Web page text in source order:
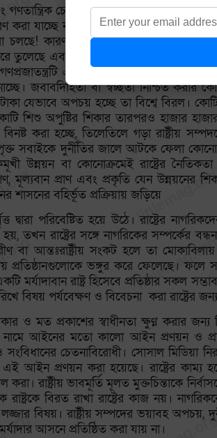
গণতান্ত্রিক চেতনা অহরহ লঙ্ঘন করছে অথচ
যাচ্ছে না। কিন্তু বিরোধীদের বারেবারেই
চলছে! কারণ রাষ্ট্রীয় সকল প্রতিষ্ঠানকে
তুলেছে এবং বিরোধী রাজনীতিকে ধ্বংসের
এখন কারো কারো, সবার নয়।
জবাবদিহিতা বা স্বচ্ছতা নিশ্চিত করার
যেভাবে অপচয় হচ্ছে তা বিশ্বে বিরল।
শিশু অপুষ্টির শিকার তারপরও হাজার
করা হচ্ছে, তিলেতিলে গড়া রাষ্ট্রীয়
সবাইকে দুর্নীতির জালে আটকে ফেলা
উন্নয়ন বা কোনোক্রমেই রাষ্ট্রের
মূল্যবান প্রাণ এবং প্রকৃতি যেন উন্নয়নের
শাসনের বহির্ভূত প্রক্রিয়ায় জড়িয়ে
দ্বারা পরিবেষ্টিত হয়ে উঠে। রাষ্ট্রের
হয়, তখন রাষ্ট্রের সঙ্গে নাগরিকের সম্পর্কের
বা আন্তঃরাষ্ট্রীয় সংকট হলে তা
প্রতিষ্ঠানগুলোকে ভঙ্গুর করে ফেলেছে। ফলে
রাষ্ট্র হিসেবে প্রতিষ্ঠার সকল
বিষয় পর্যবেক্ষণ ও বিবেচনা করা রাষ্ট্রের
ও মত প্রকাশের স্বাধীনতা ক্ষুণ্ণ করার
নামে আইনের মতো কালো আইন প্রণয়ন
চেতনাবিরোধী। সোসাল মিডিয়া
আইন প্রণয়ন করা হয়েছে। রাষ্ট্রের কাম্য
রাষ্ট্রীয় ভাবমূর্তি মূলত মুক্তচিন্তাকে
বিরত রাখা রাষ্ট্রের কাজ নয়।
বিষয়। রাষ্ট্রীয় সম্পদের ভয়াবহ অপচয়,
আসনে প্রতিষ্ঠিত করা যায় না।